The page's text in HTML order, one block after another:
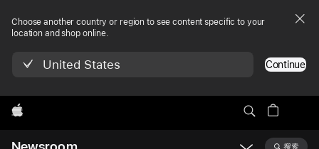
Choose another country or region to see content specific to your
location and shop online.
United States Continue
Apple
搜索